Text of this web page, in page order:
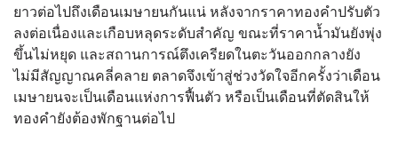
ยาวต่อไปถึงเดือนเมษายนกันแน่ หลังจากราคาทองคำปรับตัว
ลงต่อเนื่องและเกือบหลุดระดับสำคัญ ขณะที่ราคาน้ำมันยังพุ่ง
ขึ้นไม่หยุด และสถานการณ์ตึงเครียดในตะวันออกกลางยัง
ไม่มีสัญญาณคลี่คลาย ตลาดจึงเข้าสู่ช่วงวัดใจอีกครั้งว่าเดือน
เมษายนจะเป็นเดือนแห่งการฟื้นตัว หรือเป็นเดือนที่ตัดสินให้
ทองคำยังต้องพักฐานต่อไป